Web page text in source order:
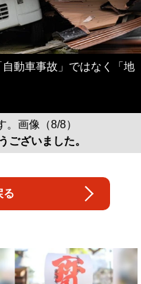
動車事故」ではなく「地
。画像（8/8）
ございました。
る